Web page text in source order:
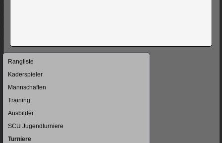
Navigation
Rangliste
Kaderspieler
Mannschaften
Training
Ausbilder
SCU Jugendturniere
Turniere